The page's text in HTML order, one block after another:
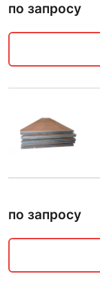
по запросу
по запросу